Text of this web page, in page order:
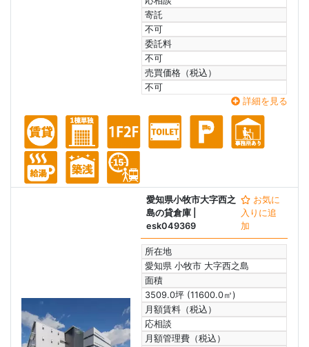
寄託
不可
委託料
不可
売買価格（税込）
不可
詳細を見る
愛知県小牧市大字西之
島の貸倉庫
esk049369
お気に
入りに追
加
所在地
愛知県 小牧市 大字西之島
面積
3509.0坪 (11600.0㎡)
月額賃料（税込）
応相談
月額管理費（税込）